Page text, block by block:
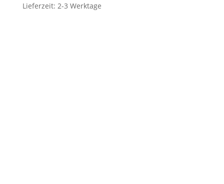
Lieferzeit: 2-3 Werktage